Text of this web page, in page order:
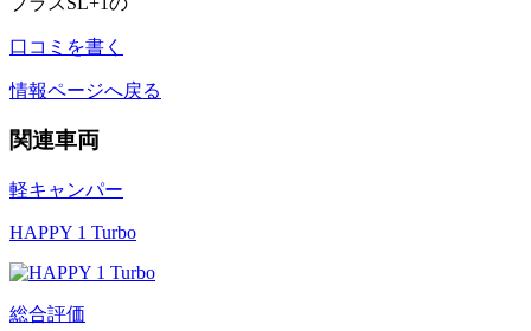
口コミを書く
情報ページへ戻る
関連車両
軽キャンパー
HAPPY 1 Turbo
総合評価